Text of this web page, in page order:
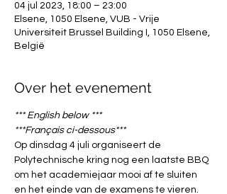
04 jul 2023, 18:00 – 23:00
Elsene, 1050 Elsene, VUB - Vrije
Universiteit Brussel Building I, 1050 Elsene,
België
Over het evenement
*** English below ***
***Français ci-dessous***
Op dinsdag 4 juli organiseert de
Polytechnische kring nog een laatste BBQ
om het academiejaar mooi af te sluiten
en het einde van de examens te vieren.